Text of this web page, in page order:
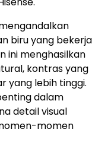
biru yang bekerja
ini menghasilkan
kontras yang
yang lebih tinggi.
dalam
detail visual
momen